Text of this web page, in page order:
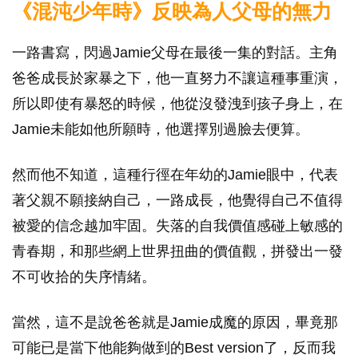
《混沌少年時》反映為人父母的無力
一路書寫，閃過Jamie父母在最後一集的對話。主角
爸爸成長於家暴之下，他一直努力不讓這種事重演，
所以即使有暴怒的時候，他從沒發洩到孩子身上，在
Jamie未能如他所願時，他選擇別過臉去便算。
然而他不知道，這種行徑在年幼的Jamie眼中，代表
著父親不願接納自己，一路成長，他覺得自己不值得
被愛的信念越加牢固。失落的自我價值感碰上敏感的
青春期，和那些網上世界扭曲的價值觀，拼發出一發
不可收拾的失序情緒。
當然，這不是說爸爸就是Jamie成魔的原因，畢竟那
可能已是當下他能夠做到的Best version了，反而我